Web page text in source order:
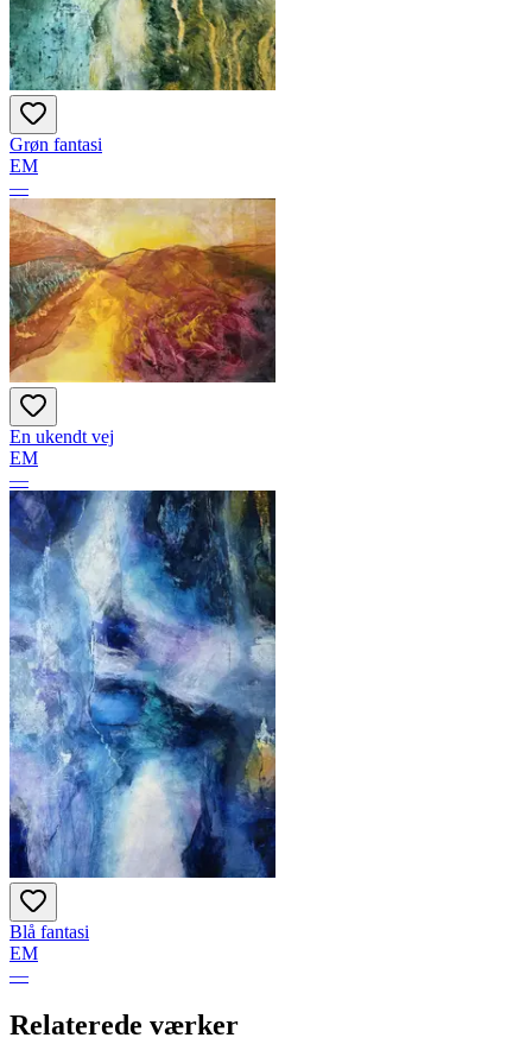
Grøn fantasi
EM
—
En ukendt vej
EM
—
Blå fantasi
EM
—
Relaterede værker